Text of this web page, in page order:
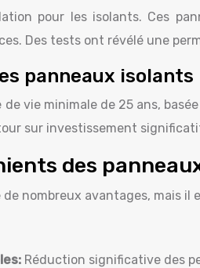
pour les isolants. Ces
Des tests ont révélé une
panneaux isolants
vie minimale de 25 ans,
sur investissement
des
nombreux avantages, mais
Réduction significative des